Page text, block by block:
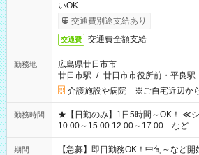
いOK
交通費別途支給あり
交通費 交通費全額支給
勤務地
広島県廿日市市
廿日市駅 / 廿日市市役所前・平良駅
介護施設や病院 ※ご自宅近辺か
勤務時間
★【日勤のみ】1日5時間～OK！ ≪シフト例≫ 9:00～14:00
10:00～15:00 12:00～17:00 など
期間
【急募】即日勤務OK！中旬～など